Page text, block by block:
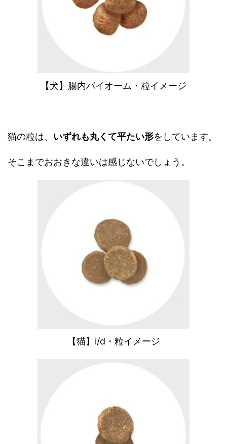
【犬】腸内バイオーム・粒イメージ
猫の粒は、 いずれも丸くて平たい形をしています。
そこまでおおきな違いは感じないでしょう。
【猫】i/d・粒イメージ